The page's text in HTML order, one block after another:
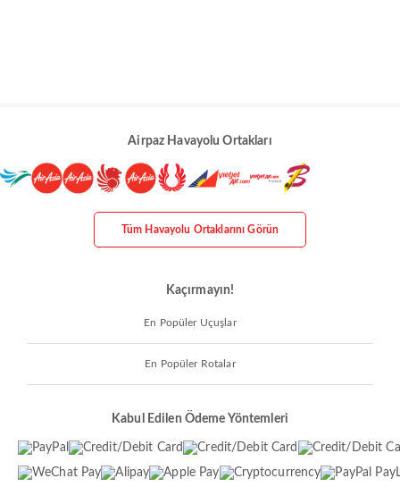
Airpaz Havayolu Ortakları
Tüm Havayolu Ortaklarını Görün
Kaçırmayın!
En Popüler Uçuşlar
En Popüler Rotalar
Kabul Edilen Ödeme Yöntemleri